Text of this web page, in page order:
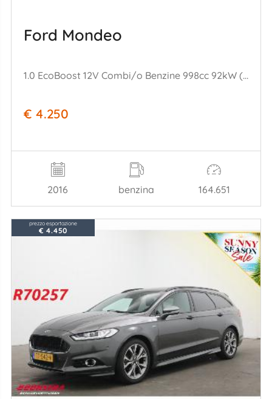
Ford Mondeo
1.0 EcoBoost 12V Combi/o Benzine 998cc 92kW (125pk) FWD
€ 4.250
2016 benzina 164.651
prezzo esportazione
€ 4.450